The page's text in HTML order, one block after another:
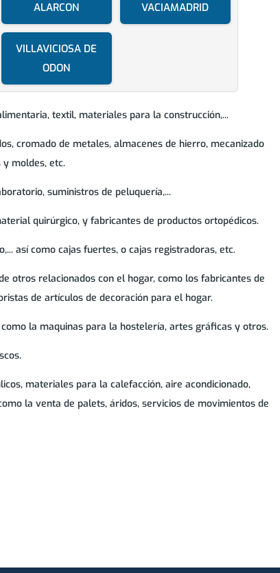
ALARCON
VACIAMADRID
VILLAVICIOSA DE
ODON
textil, materiales para la construcción,...
cromado de metales, almacenes de hierro, mecanizado
moldes, etc.
suministros de peluquería,...
quirúrgico, y fabricantes de productos ortopédicos.
así como cajas fuertes, o cajas registradoras, etc.
otros relacionados con el hogar, como los fabricantes de
de artículos de decoración para el hogar.
la maquinas para la hostelería, artes gráficas y otros.
materiales para la calefacción, aire acondicionado,
la venta de palets, áridos, servicios de movimientos de